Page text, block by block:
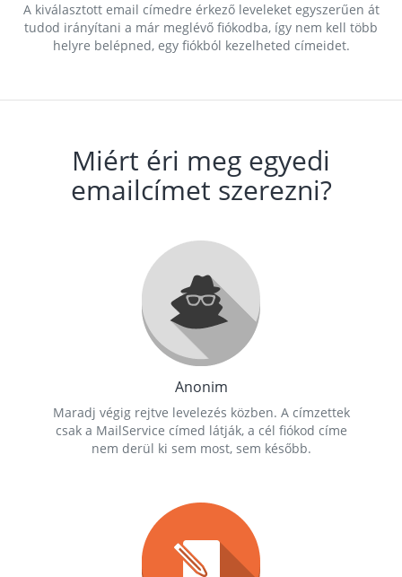
A kiválasztott email címedre érkező leveleket egyszerűen át
tudod irányítani a már meglévő fiókodba, így nem kell több
helyre belépned, egy fiókból kezelheted címeidet.
Miért éri meg egyedi
emailcímet szerezni?
Anonim
Maradj végig rejtve levelezés közben. A címzettek
csak a MailService címed látják, a cél fiókod címe
nem derül ki sem most, sem később.